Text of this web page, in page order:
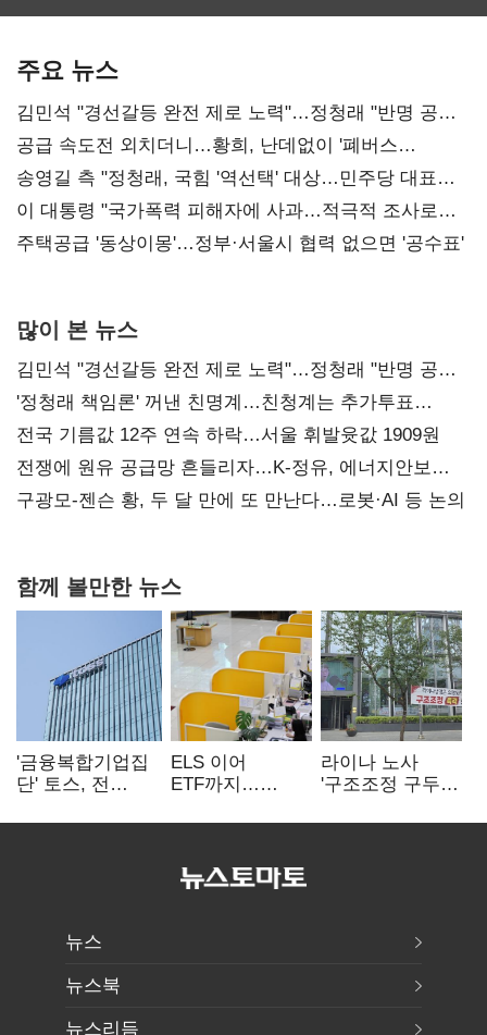
주요 뉴스
김민석 "경선갈등 완전 제로 노력"…정청래 "반명 공세
사과부터"
공급 속도전 외치더니…황희, 난데없이 '폐버스
리모델링' 제안
송영길 측 "정청래, 국힘 '역선택' 대상…민주당 대표로
총선 지휘 못해"
이 대통령 "국가폭력 피해자에 사과…적극적 조사로
진실 밝혀야"
주택공급 '동상이몽'…정부·서울시 협력 없으면 '공수표'
많이 본 뉴스
김민석 "경선갈등 완전 제로 노력"…정청래 "반명 공세
사과부터"
'정청래 책임론' 꺼낸 친명계…친청계는 추가투표
때리기
전국 기름값 12주 연속 하락…서울 휘발윳값 1909원
전쟁에 원유 공급망 흔들리자…K-정유, 에너지안보
핵심으로 재부상
구광모-젠슨 황, 두 달 만에 또 만난다…로봇·AI 등 논의
함께 볼만한 뉴스
'금융복합기업집
단' 토스, 전
표준화
ELS 이어
ETF까지…
제동 걸린 은행
라이나 노사
'구조조정 구두
뉴스
뉴스북
뉴스리듬